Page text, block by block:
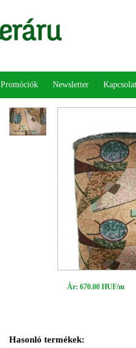
Promóciók Newsletter Kapcsolat
Ár: 670.00 HUF/m
Hasonló termékek: